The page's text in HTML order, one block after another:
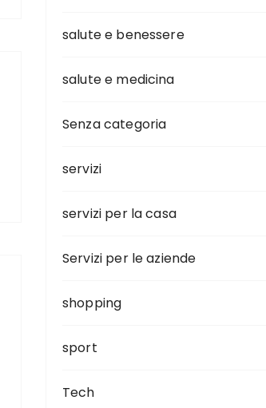
salute e benessere
salute e medicina
Senza categoria
servizi
servizi per la casa
Servizi per le aziende
shopping
sport
Tech